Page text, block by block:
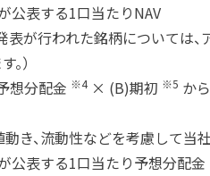
公表する1口当たりNAV
表が行われた銘柄については
）
想分配金 ※4× (B)期初 ※5 か
き、流動性などを考慮して当
公表する1口当たり予想分配金